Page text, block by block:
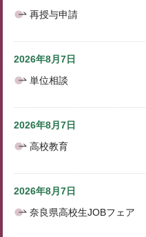
再授与申請
2026年8月7日
単位相談
2026年8月7日
高校教育
2026年8月7日
奈良県高校生JOBフェア